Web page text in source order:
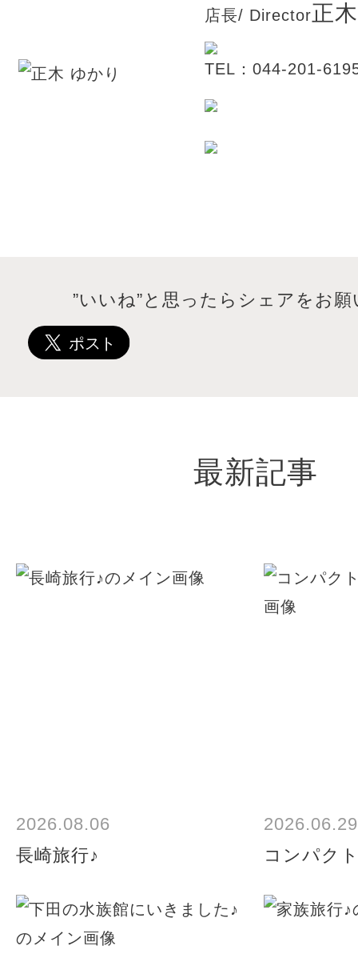
店長/ Director正
TEL：044-201-
”いいね”と思ったらシェアをお
最新記事
2026.08.06
長崎旅行♪
2026.06.29
コンパク